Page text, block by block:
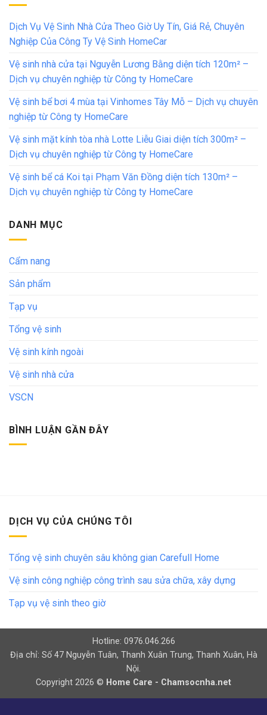
Dịch Vụ Vệ Sinh Nhà Cửa Theo Giờ Uy Tín, Giá Rẻ, Chuyên
Nghiệp Của Công Ty Vệ Sinh HomeCar
Vệ sinh nhà cửa tại Nguyễn Lương Bằng diện tích 120m² –
Dịch vụ chuyên nghiệp từ Công ty HomeCare
Vệ sinh bể bơi 4 mùa tại Vinhomes Tây Mỗ – Dịch vụ chuyên
nghiệp từ Công ty HomeCare
Vệ sinh mặt kính tòa nhà Lotte Liễu Giai diện tích 300m² –
Dịch vụ chuyên nghiệp từ Công ty HomeCare
Vệ sinh bể cá Koi tại Phạm Văn Đồng diện tích 130m² –
Dịch vụ chuyên nghiệp từ Công ty HomeCare
DANH MỤC
Cẩm nang
Sản phẩm
Tạp vụ
Tổng vệ sinh
Vệ sinh kính ngoài
Vệ sinh nhà cửa
VSCN
BÌNH LUẬN GẦN ĐÂY
DỊCH VỤ CỦA CHÚNG TÔI
Tổng vệ sinh chuyên sâu không gian Carefull Home
Vệ sinh công nghiệp công trình sau sửa chữa, xây dựng
Tạp vụ vệ sinh theo giờ
Hotline: 0976.046.266
Địa chỉ: Số 47 Nguyễn Tuân, Thanh Xuân Trung, Thanh Xuân, Hà
Nội.
Copyright 2026 © Home Care - Chamsocnha.net